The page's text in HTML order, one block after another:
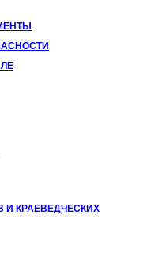
И КРАЕВЕДЧЕСКИХ